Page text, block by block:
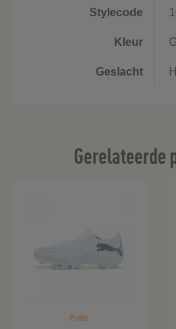
Stylecode
Kleur
Geslacht
Gerelateerde
Puma